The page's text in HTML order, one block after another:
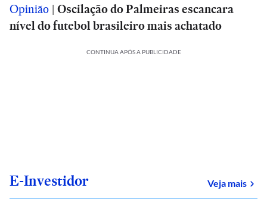
Opinião | Oscilação do Palmeiras escancara
nível do futebol brasileiro mais achatado
CONTINUA APÓS A PUBLICIDADE
E-Investidor Veja mais